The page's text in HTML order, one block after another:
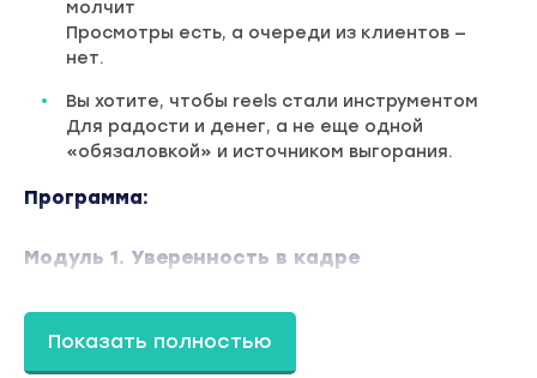
молчит
Просмотры есть, а очереди из клиентов —
нет.
Вы хотите, чтобы reels стали инструментом
Для радости и денег, а не еще одной
«обязаловкой» и источником выгорания.
Программа:
Модуль 1. Уверенность в кадре
Выгоняем тетю Лену из головы
Показать полностью